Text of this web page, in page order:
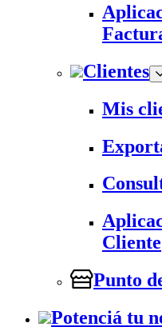
Clientes
Mis
Cliente
Punto
Potenciá tu